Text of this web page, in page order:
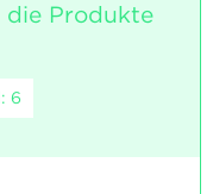
Produkte
6